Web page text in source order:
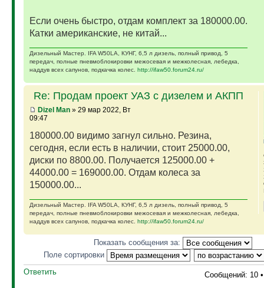
Если очень быстро, отдам комплект за 180000.00.
Катки американские, не китай...
Дизельный Мастер. IFA W50LA, КУНГ, 6,5 л дизель, полный привод, 5
передач, полные пневмоблокировки межосевая и межколесная, лебедка,
наддув всех сапунов, подкачка колес. http://ifaw50.forum24.ru/
Re: Продам проект УАЗ с дизелем и АКПП
Dizel Man» 29 мар 2022, Вт
09:47
180000.00 видимо загнул сильно. Резина,
сегодня, если есть в наличии, стоит 25000.00,
диски по 8800.00. Получается 125000.00 +
44000.00 = 169000.00. Отдам колеса за
150000.00...
Дизельный Мастер. IFA W50LA, КУНГ, 6,5 л дизель, полный привод, 5
передач, полные пневмоблокировки межосевая и межколесная, лебедка,
наддув всех сапунов, подкачка колес. http://ifaw50.forum24.ru/
Показать сообщения за:
Поле сортировки
Ответить
Сообщений: 10